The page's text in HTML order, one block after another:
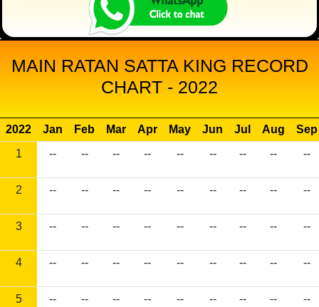
MAIN RATAN SATTA KING RECORD
CHART - 2022
2022 Jan Feb Mar Apr May Jun Jul Aug
Sep
1
-- -- -- -- -- -- -- -- --
2 -- -- -- -- -- -- -- -- --
3 -- -- -- -- -- -- -- -- --
4 -- -- -- -- -- -- -- -- --
5 -- -- -- -- -- -- -- -- --